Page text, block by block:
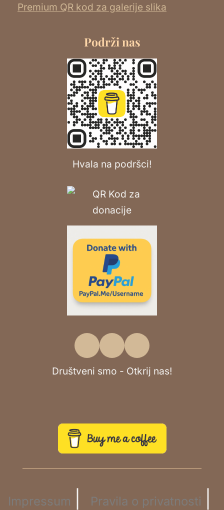
Premium QR kod za galerije slika
Podrži nas
Hvala na podršci!
Društveni smo - Otkrij nas!
Impressum Pravila o privatnosti